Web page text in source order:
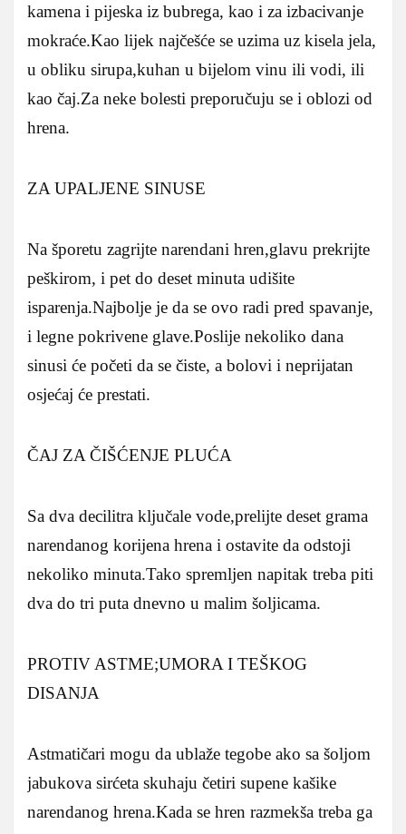
kamena i pijeska iz bubrega, kao i za izbacivanje
mokraće.Kao lijek najčešće se uzima uz kisela jela,
u obliku sirupa,kuhan u bijelom vinu ili vodi, ili
kao čaj.Za neke bolesti preporučuju se i oblozi od
hrena.
ZA UPALJENE SINUSE
Na šporetu zagrijte narendani hren,glavu prekrijte
peškirom, i pet do deset minuta udišite
isparenja.Najbolje je da se ovo radi pred spavanje,
i legne pokrivene glave.Poslije nekoliko dana
sinusi će početi da se čiste, a bolovi i neprijatan
osjećaj će prestati.
ČAJ ZA ČIŠĆENJE PLUĆA
Sa dva decilitra ključale vode,prelijte deset grama
narendanog korijena hrena i ostavite da odstoji
nekoliko minuta.Tako spremljen napitak treba piti
dva do tri puta dnevno u malim šoljicama.
PROTIV ASTME;UMORA I TEŠKOG
DISANJA
Astmatičari mogu da ublaže tegobe ako sa šoljom
jabukova sirćeta skuhaju četiri supene kašike
narendanog hrena.Kada se hren razmekša treba ga